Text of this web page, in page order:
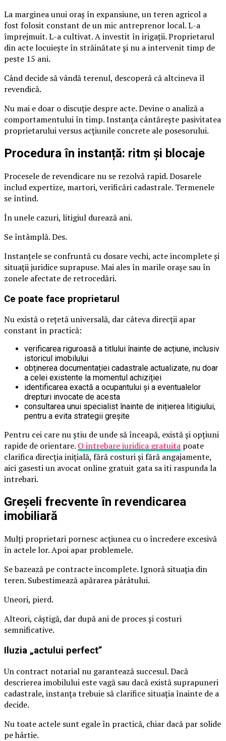
La marginea unui oraș în expansiune, un teren agricol a
fost folosit constant de un mic antreprenor local. L-a
împrejmuit. L-a cultivat. A investit în irigații. Proprietarul
din acte locuiește în străinătate și nu a intervenit timp de
peste 15 ani.
Când decide să vândă terenul, descoperă că altcineva îl
revendică.
Nu mai e doar o discuție despre acte. Devine o analiză a
comportamentului în timp. Instanța cântărește pasivitatea
proprietarului versus acțiunile concrete ale posesorului.
Procedura în instanță: ritm și blocaje
Procesele de revendicare nu se rezolvă rapid. Dosarele
includ expertize, martori, verificări cadastrale. Termenele
se întind.
În unele cazuri, litigiul durează ani.
Se întâmplă. Des.
Instanțele se confruntă cu dosare vechi, acte incomplete și
situații juridice suprapuse. Mai ales în marile orașe sau în
zonele afectate de retrocedări.
Ce poate face proprietarul
Nu există o rețetă universală, dar câteva direcții apar
constant în practică:
verificarea riguroasă a titlului înainte de acțiune, inclusiv
istoricul imobilului
obținerea documentației cadastrale actualizate, nu doar
a celei existente la momentul achiziției
identificarea exactă a ocupantului și a eventualelor
drepturi invocate de acesta
consultarea unui specialist înainte de inițierea litigiului,
pentru a evita strategii greșite
Pentru cei care nu știu de unde să înceapă, există și opțiuni
rapide de orientare. O intrebare juridica gratuita poate
clarifica direcția inițială, fără costuri și fără angajamente,
aici gasesti un avocat online gratuit gata sa iti raspunda la
intrebari.
Greșeli frecvente în revendicarea
imobiliară
Mulți proprietari pornesc acțiunea cu o încredere excesivă
în actele lor. Apoi apar problemele.
Se bazează pe contracte incomplete. Ignoră situația din
teren. Subestimează apărarea pârâtului.
Uneori, pierd.
Alteori, câștigă, dar după ani de proces și costuri
semnificative.
Iluzia „actului perfect”
Un contract notarial nu garantează succesul. Dacă
descrierea imobilului este vagă sau dacă există suprapuneri
cadastrale, instanța trebuie să clarifice situația înainte de a
decide.
Nu toate actele sunt egale în practică, chiar dacă par solide
pe hârtie.